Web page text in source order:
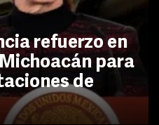
refuerzo en
para
de